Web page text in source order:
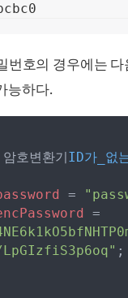
번호의 경우에는
능하다.
암호변환기 ID가_없
= "
=
LpGIzfiS3p6oq" ;